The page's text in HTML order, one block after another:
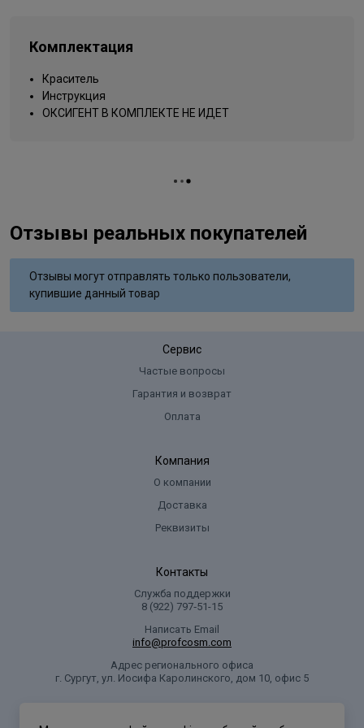
Вид деятельности
Комплектация
Краситель
Инструкция
ОКСИГЕНТ В КОМПЛЕКТЕ НЕ ИДЕТ
Отзывы реальных покупателей
Отзывы могут отправлять только пользователи,
купившие данный товар
Сервис
Частые вопросы
Гарантия и возврат
Оплата
Компания
О компании
Доставка
Реквизиты
Контакты
Служба поддержки
8 (922) 797‑51-15
Написать Email
info@profcosm.com
Адрес регионального офиса
г. Сургут, ул. Иосифа Каролинского, дом 10, офис 5